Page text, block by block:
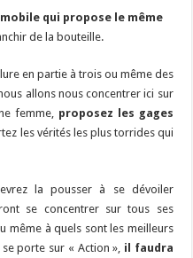
qui propose le même
de la bouteille.
en partie à trois ou même des
allons nous concentrer ici sur
femme, proposez les gages
les vérités les plus torrides qui
la pousser à se dévoiler
se concentrer sur tous ses
même à quels sont les meilleurs
porte sur « Action », il faudra